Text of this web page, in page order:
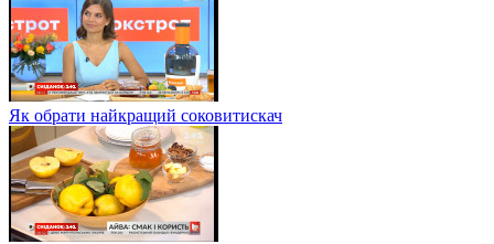
Як обрати найкращий соковитискач